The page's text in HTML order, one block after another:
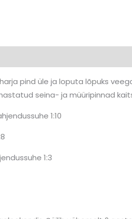
pind üle ja loputa lõpuks
seina- ja müüripinnad
lahjendussuhe 1:10
1:8
lahjendussuhe 1:3